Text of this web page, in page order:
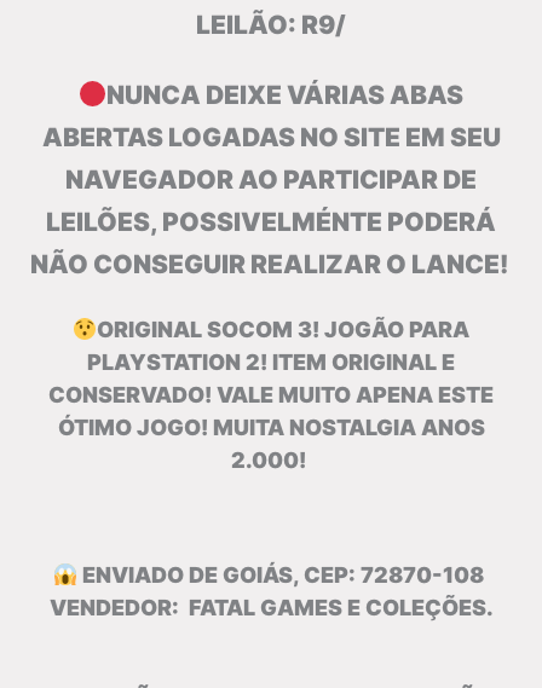
LEILÃO: R9/
NUNCA DEIXE VÁRIAS ABAS
ABERTAS LOGADAS NO SITE EM SEU
NAVEGADOR AO PARTICIPAR DE
LEILÕES, POSSIVELMÉNTE PODERÁ
NÃO CONSEGUIR REALIZAR O LANCE!
ORIGINAL SOCOM 3! JOGÃO PARA
PLAYSTATION 2! ITEM ORIGINAL E
CONSERVADO! VALE MUITO APENA ESTE
ÓTIMO JOGO! MUITA NOSTALGIA ANOS
2.000!
ENVIADO DE GOIÁS, CEP: 72870-108
VENDEDOR: FATAL GAMES E COLEÇÕES.